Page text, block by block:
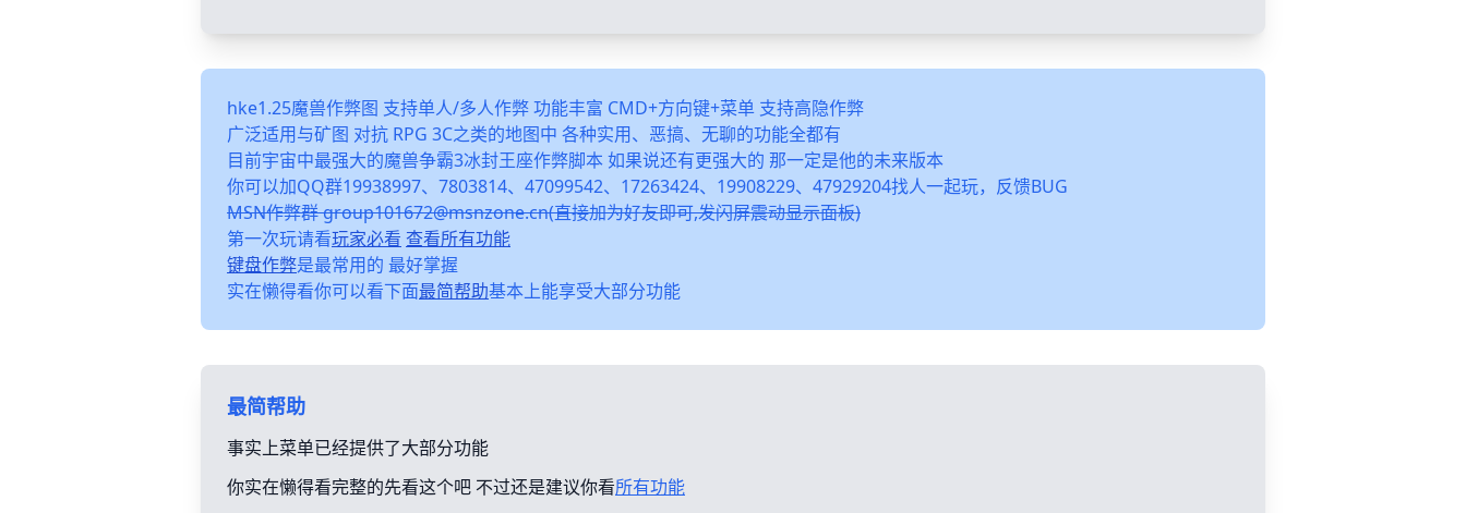
hke1.25魔兽作弊图 支持单人/多人作弊 功能丰富 CMD+方向键+菜单 支持高隐作弊
广泛适用与矿图 对抗 RPG 3C之类的地图中 各种实用、恶搞、无聊的功能全都有
目前宇宙中最强大的魔兽争霸3冰封王座作弊脚本 如果说还有更强大的 那一定是他的未来版本
你可以加QQ群19938997、7803814、47099542、17263424、19908229、47929204找人一起玩，反馈BUG
MSN作弊群 group101672@msnzone.cn(直接加为好友即可,发闪屏震动显示面板)
第一次玩请看玩家必看 查看所有功能
键盘作弊是最常用的 最好掌握
实在懒得看你可以看下面最简帮助基本上能享受大部分功能
最简帮助
事实上菜单已经提供了大部分功能
你实在懒得看完整的先看这个吧 不过还是建议你看所有功能